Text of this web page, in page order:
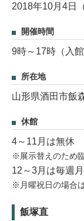
2018年10月4日
開催時間
9時～17時（入
所在地
山形県酒田市飯
休館
4～11月は無休
※展示替えのため
12～3月は毎週
※月曜祝日の場合
飯塚直